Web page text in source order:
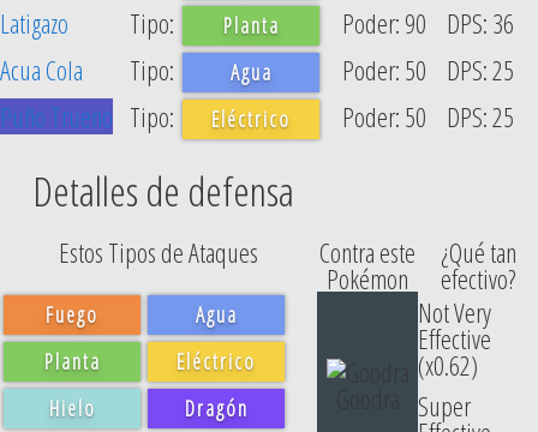
Latigazo
Planta 90
36
Acua Cola
Agua 50
25
Puño Trueno
Eléctrico 50 25
Detalles de defensa
Estos Tipos de Ataques Contra este
Pokémon
¿Qué tan
efectivo?
Fuego
Agua
Planta
Eléctrico
Goodra
Not Very
Effective
(x0.62)
Hielo
Dragón
Super